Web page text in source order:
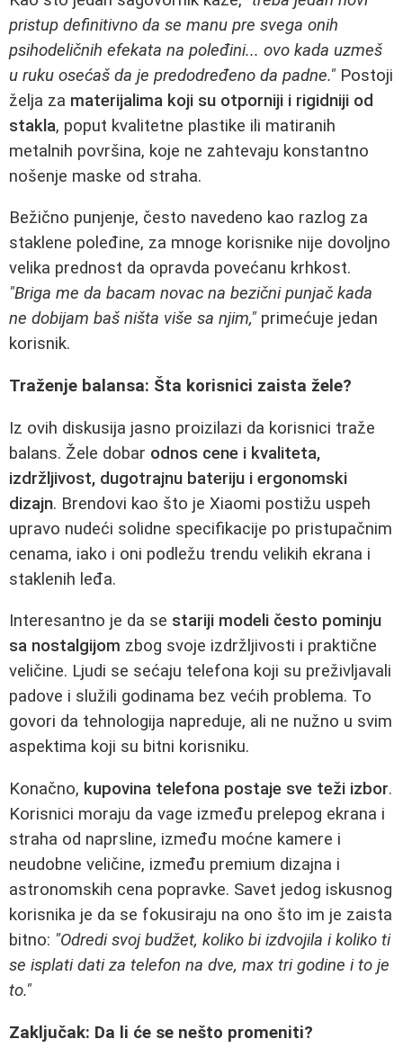
pristup definitivno da se manu pre svega onih
psihodeličnih efekata na poleđini... ovo kada uzmeš
u ruku osećaš da je predodređeno da padne." Postoji
želja za materijalima koji su otporniji i rigidniji od
stakla, poput kvalitetne plastike ili matiranih
metalnih površina, koje ne zahtevaju konstantno
nošenje maske od straha.
Bežično punjenje, često navedeno kao razlog za
staklene poleđine, za mnoge korisnike nije dovoljno
velika prednost da opravda povećanu krhkost.
"Briga me da bacam novac na bezični punjač kada
ne dobijam baš ništa više sa njim," primećuje jedan
korisnik.
Traženje balansa: Šta korisnici zaista žele?
Iz ovih diskusija jasno proizilazi da korisnici traže
balans. Žele dobar odnos cene i kvaliteta,
izdržljivost, dugotrajnu bateriju i ergonomski
dizajn. Brendovi kao što je Xiaomi postižu uspeh
upravo nudeći solidne specifikacije po pristupačnim
cenama, iako i oni podležu trendu velikih ekrana i
staklenih leđa.
Interesantno je da se stariji modeli često pominju
sa nostalgijom zbog svoje izdržljivosti i praktične
veličine. Ljudi se sećaju telefona koji su preživljavali
padove i služili godinama bez većih problema. To
govori da tehnologija napreduje, ali ne nužno u svim
aspektima koji su bitni korisniku.
Konačno, kupovina telefona postaje sve teži izbor.
Korisnici moraju da vage između prelepog ekrana i
straha od naprsline, između moćne kamere i
neudobne veličine, između premium dizajna i
astronomskih cena popravke. Savet jedog iskusnog
korisnika je da se fokusiraju na ono što im je zaista
bitno: "Odredi svoj budžet, koliko bi izdvojila i koliko ti
se isplati dati za telefon na dve, max tri godine i to je
to."
Zaključak: Da li će se nešto promeniti?